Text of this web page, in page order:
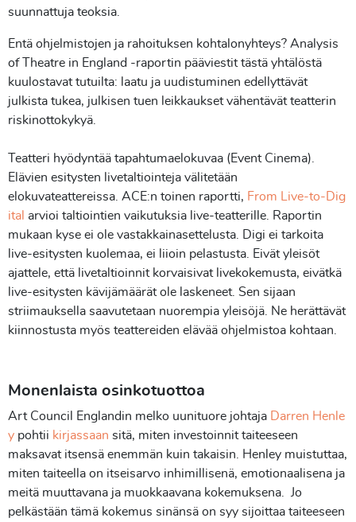
suunnattuja teoksia.
Entä ohjelmistojen ja rahoituksen kohtalonyhteys? Analysis
of Theatre in England -raportin pääviestit tästä yhtälöstä
kuulostavat tutuilta: laatu ja uudistuminen edellyttävät
julkista tukea, julkisen tuen leikkaukset vähentävät teatterin
riskinottokykyä.
Teatteri hyödyntää tapahtumaelokuvaa (Event Cinema).
Elävien esitysten livetaltiointeja välitetään
elokuvateattereissa. ACE:n toinen raportti, From Live-to-Dig
ital arvioi taltiointien vaikutuksia live-teatterille. Raportin
mukaan kyse ei ole vastakkainasettelusta. Digi ei tarkoita
live-esitysten kuolemaa, ei liioin pelastusta. Eivät yleisöt
ajattele, että livetaltioinnit korvaisivat livekokemusta, eivätkä
live-esitysten kävijämäärät ole laskeneet. Sen sijaan
striimauksella saavutetaan nuorempia yleisöjä. Ne herättävät
kiinnostusta myös teattereiden elävää ohjelmistoa kohtaan.
Monenlaista osinkotuottoa
Art Council Englandin melko uunituore johtaja
Darren Henle
y pohtii kirjassaan sitä, miten investoinnit taiteeseen
maksavat itsensä enemmän kuin takaisin. Henley muistuttaa,
miten taiteella on itseisarvo inhimillisenä, emotionaalisena ja
meitä muuttavana ja muokkaavana kokemuksena. Jo
pelkästään tämä kokemus sinänsä on syy sijoittaa taiteeseen